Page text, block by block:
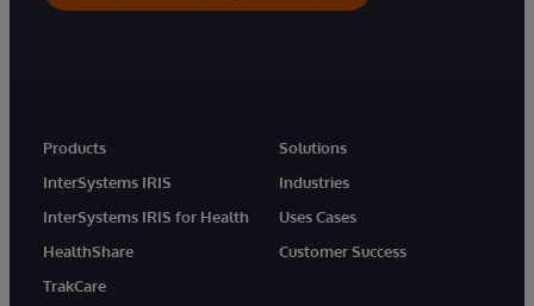
Products
InterSystems IRIS
InterSystems IRIS for Health
HealthShare
TrakCare
Solutions
Industries
Uses Cases
Customer Success